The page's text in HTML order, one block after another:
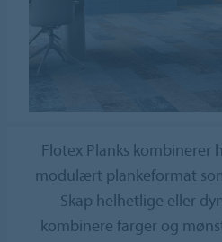
Flotex Planks kombinerer
modulært plankeformat
Skap helhetlige eller
kombinere farger og